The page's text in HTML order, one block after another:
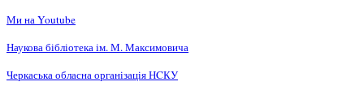
Ми на Youtube
Наукова бібліотека ім. М. Максимовича
Черкаська обласна організація НCКУ